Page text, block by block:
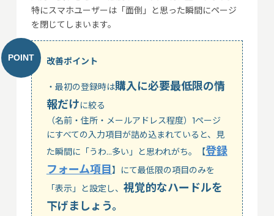
特にスマホユーザーは「面倒」と思った瞬間にページ
を閉じてしまいます。
改善ポイント
・最初の登録時は購入に必要最低限の情
報だけに絞る
（名前・住所・メールアドレス程度）1ページ
にすべての入力項目が詰め込まれていると、見
た瞬間に「うわ…多い」と思われがち。【登録
フォーム項目】にて最低限の項目のみを
「表示」と設定し、 視覚的なハードルを
下げましょう。